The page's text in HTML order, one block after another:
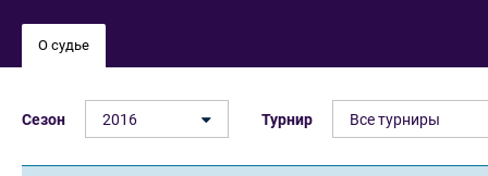
О судье
Сезон 2016 Турнир Все турниры